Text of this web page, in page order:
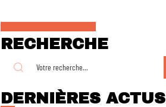
RECHERCHE
DERNIÈRES ACTUS